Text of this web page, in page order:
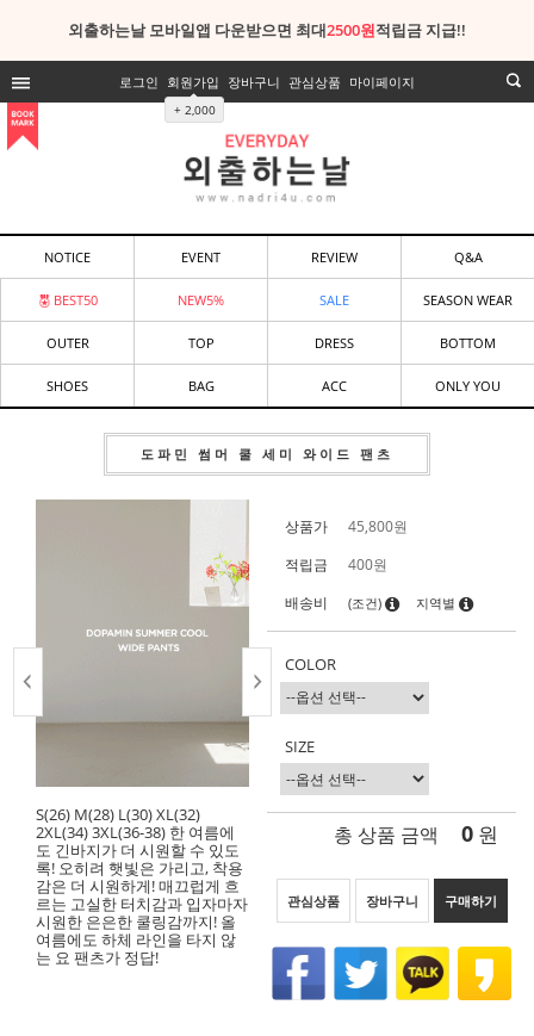
외출하는날 모바일앱 다운받으면 최대2500원적립금 지급!!
로그인 회원가입
+ 2,000
장바구니 관심상품 마이페이지
NOTICE EVENT REVIEW Q&A
BEST50 NEW5% SALE SEASON WEAR
OUTER TOP DRESS BOTTOM
SHOES BAG ACC ONLY YOU
도파민 썸머 쿨 세미 와이드 팬츠
S(26) M(28) L(30) XL(32)
2XL(34) 3XL(36-38) 한 여름에
도 긴바지가 더 시원할 수 있도
록! 오히려 햇빛은 가리고, 착용
감은 더 시원하게! 매끄럽게 흐
르는 고실한 터치감과 입자마자
시원한 은은한 쿨링감까지! 올
여름에도 하체 라인을 타지 않
는 요 팬츠가 정답!
상품가 45,800원
적립금
400원
배송비
(조건) 지역별
COLOR
SIZE
총 상품 금액 0 원
관심상품 장바구니 구매하기